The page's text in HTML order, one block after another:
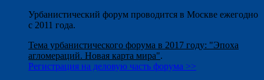
Урбанистический форум проводится в Москве ежегодно
с 2011 года.
Тема урбанистического форума в 2017 году: "Эпоха
агломераций. Новая карта мира".
Регистрация на деловую часть форума >>